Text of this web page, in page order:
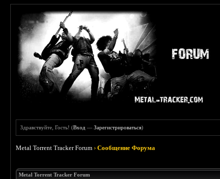
Здравствуйте, Гость! (Вход —Зарегистрироваться)
Metal Torrent Tracker Forum ›Сообщение Форума
Metal Torrent Tracker Forum